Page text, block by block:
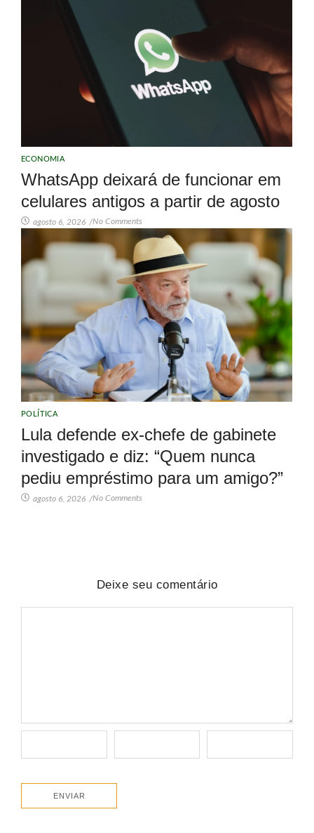
ECONOMIA
WhatsApp deixará de funcionar em
celulares antigos a partir de agosto
agosto 6, 2026 /No Comments
POLÍTICA
Lula defende ex-chefe de gabinete
investigado e diz: “Quem nunca
pediu empréstimo para um amigo?”
agosto 6, 2026 /No Comments
Deixe seu comentário